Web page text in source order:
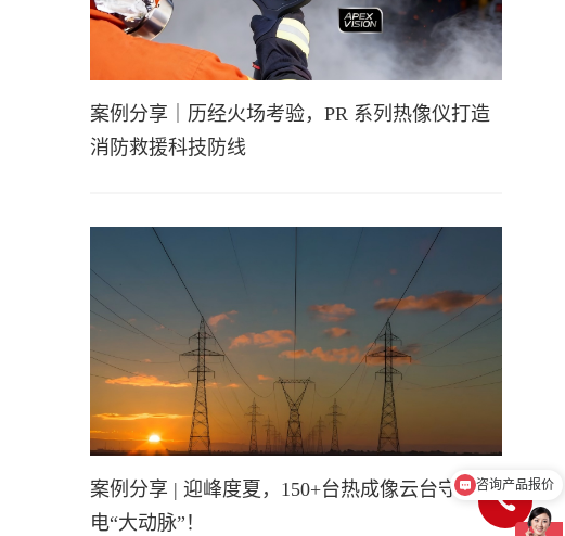
案例分享｜历经火场考验，PR 系列热像仪打造
消防救援科技防线
案例分享 | 迎峰度夏，150+台热成像云台守护输
电“大动脉”！
介绍下热像仪产品